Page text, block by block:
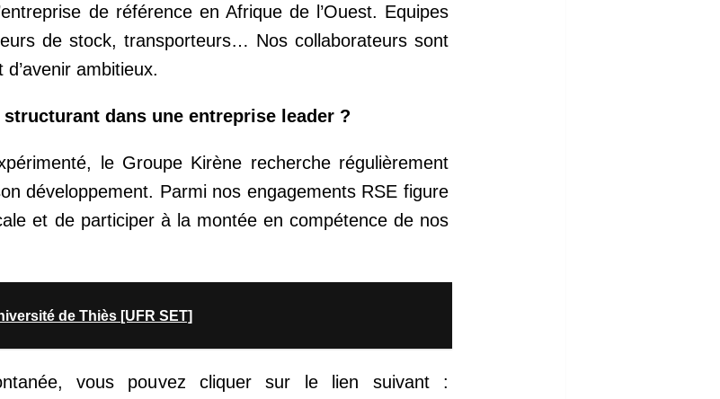
de référence en Afrique de l’Ouest. Equipes
de stock, transporteurs… Nos collaborateurs sont
ambitieux.
dans une entreprise leader ?
le Groupe Kirène recherche régulièrement
développement. Parmi nos engagements RSE figure
et de participer à la montée en compétence de nos
de Thiès [UFR SET]
vous pouvez cliquer sur le lien suivant :